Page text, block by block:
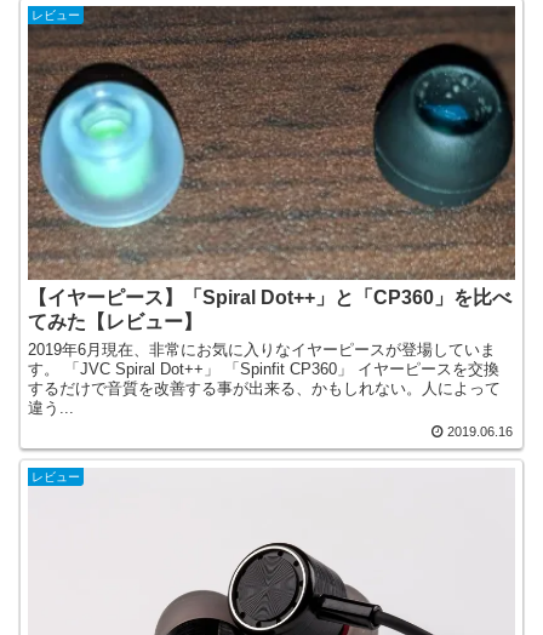
レビュー
【イヤーピース】「Spiral Dot++」と「CP360」を比べ
てみた【レビュー】
2019年6月現在、非常にお気に入りなイヤーピースが登場していま
す。 「JVC Spiral Dot++」 「Spinfit CP360」 イヤーピースを交換
するだけで音質を改善する事が出来る、かもしれない。人によって
違う...
2019.06.16
レビュー